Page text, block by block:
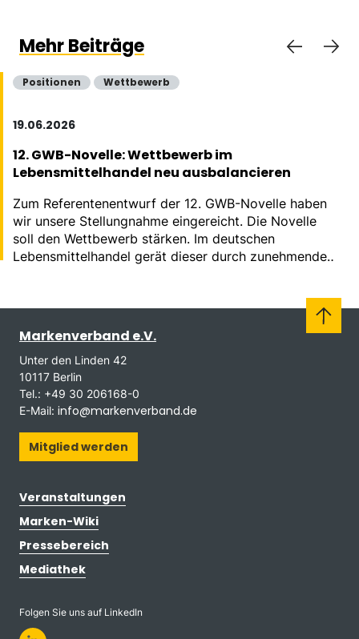
Mehr Beiträge
Positionen Wettbewerb
19.06.2026
12. GWB-Novelle: Wettbewerb im
Lebensmittelhandel neu ausbalancieren
Zum Referentenentwurf der 12. GWB-Novelle haben
wir unsere Stellungnahme eingereicht. Die Novelle
soll den Wettbewerb stärken. Im deutschen
Lebensmittelhandel gerät dieser durch zunehmende
Markenverband e.V.
Unter den Linden 42
10117 Berlin
Tel.: +49 30 206168-0
E-Mail: info@markenverband.de
Mitglied werden
Veranstaltungen
Marken-Wiki
Pressebereich
Mediathek
Folgen Sie uns auf LinkedIn